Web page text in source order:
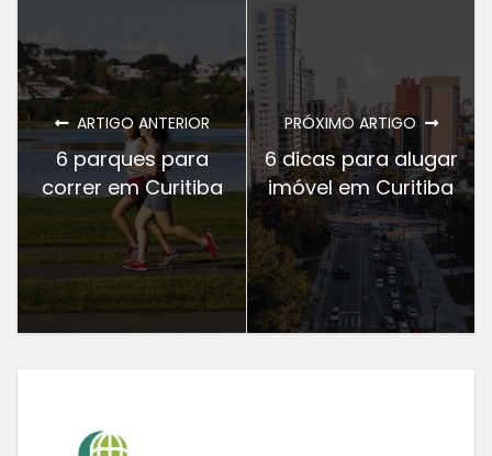
ARTIGO ANTERIOR
6 parques para
correr em Curitiba
PRÓXIMO ARTIGO
6 dicas para alugar
imóvel em Curitiba